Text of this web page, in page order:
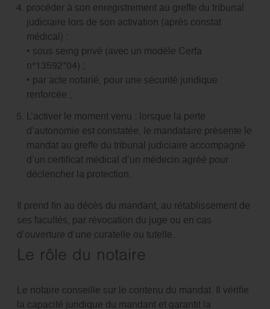
procéder à son enregistrement au greffe du tribunal
judiciaire lors de son activation (après constat
médical) :
• sous seing privé (avec un modèle Cerfa
n°13592*04) ;
• par acte notarié, pour une sécurité juridique
renforcée ;
L’activer le moment venu : lorsque la perte
d’autonomie est constatée, le mandataire présente le
mandat au greffe du tribunal judiciaire accompagné
d’un certificat médical d’un médecin agréé pour
déclencher la protection.
Il prend fin au décès du mandant, au rétablissement de
ses facultés, par révocation du juge ou en cas
d’ouverture d’une curatelle ou tutelle.
Le rôle du notaire
Le notaire conseille sur le contenu du mandat. Il vérifie
la capacité juridique du mandant et garantit la